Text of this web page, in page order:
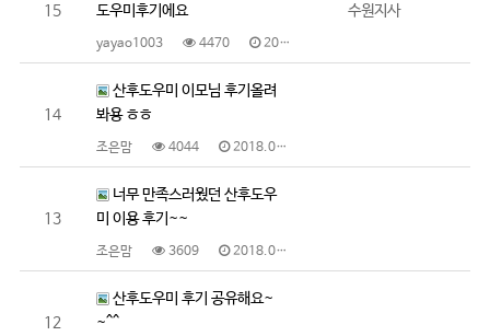
15
도우미후기에요
yayao1003 4470 2018.03.15
수원지사
14
산후도우미 이모님 후기올려
봐용 ㅎㅎ
조은맘 4044 2018.03.07
13
너무 만족스러웠던 산후도우
미 이용 후기~~
조은맘 3609 2018.03.07
12
산후도우미 후기 공유해요~
~^^